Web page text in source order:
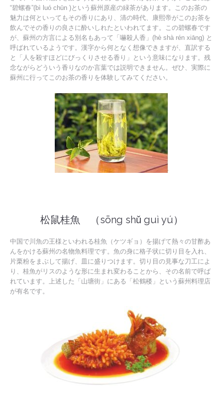
“碧螺春”(bì luó chūn )という蘇州原産の緑茶があります。このお茶の
魅力は何といってもその香りにあり、清の時代、康熙帝がこのお茶を
飲んでその香りの良さに酔いしれたといわれてます。この碧螺春です
が、蘇州の方言による別名もあって「嚇殺人香」(hè shà rén xiāng) と
呼ばれているようです。漢字から何となく想像できますが、直訳する
と「人を殺すほどにびっくりさせる香り」という意味になります。残
念ながらどういう香りなのか言葉では説明できません。ぜひ、実際に
蘇州に行ってこのお茶の香りを体験してみてください。
松鼠桂魚 （sōng shǔ guì yú）
中国で川魚の王様といわれる桂魚（ケツギョ）を揚げて熱々の甘酢あ
んをかける蘇州の名物魚料理です。魚の身に格子状に切り目を入れ、
片栗粉をまぶして揚げ、皿に盛りつけます。切り目の見事な刀工によ
り、桂魚がリスのような形に生まれ変わることから、その名前で呼ば
れています。上述した「山塘街」にある「松鶴楼」という蘇州料理店
が有名です。